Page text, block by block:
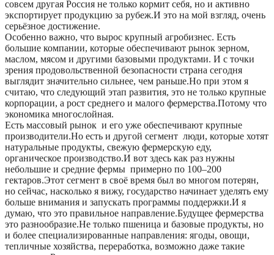
совсем другая Россия не только кормит себя, но и активно
экспортирует продукцию за рубеж.И это на мой взгляд, очень
серьёзное достижение.
Особенно важно, что вырос крупный агробизнес. Есть
большие компании, которые обеспечивают рынок зерном,
маслом, мясом и другими базовыми продуктами. И с точки
зрения продовольственной безопасности страна сегодня
выглядит значительно сильнее, чем раньше.Но при этом я
считаю, что следующий этап развития, это не только крупные
корпорации, а рост среднего и малого фермерства.Потому что
экономика многослойная.
Есть массовый рынок и его уже обеспечивают крупные
производители.Но есть и другой сегмент люди, которые хотят
натуральные продукты, свежую фермерскую еду,
органическое производство.И вот здесь как раз нужны
небольшие и средние фермы примерно по 100–200
гектаров.Этот сегмент в своё время был во многом потерян,
но сейчас, насколько я вижу, государство начинает уделять ему
больше внимания и запускать программы поддержки.И я
думаю, что это правильное направление.Будущее фермерства
это разнообразие.Не только пшеница и базовые продукты, но
и более специализированные направления: ягоды, овощи,
тепличные хозяйства, переработка, возможно даже такие